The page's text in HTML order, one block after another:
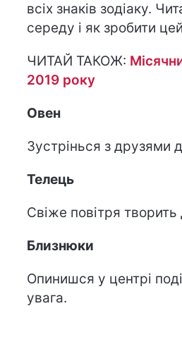
всіх знаків зодіаку.
середу і як зробити
ЧИТАЙ ТАКОЖ:
2019 року
Овен
Зустрінься з друзями
Телець
Свіже повітря
Близнюки
Опинишся у центрі
увага.